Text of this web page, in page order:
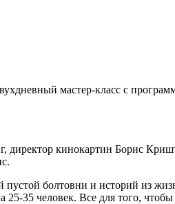
мастер-класс с
директор кинокартин Борис
болтовни и историй из
25-35 человек. Все для того,